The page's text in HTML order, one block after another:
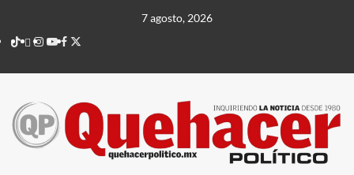
contenido
7 agosto, 2026
TikTok
threads
Instagram
Youtube
Facebook
X